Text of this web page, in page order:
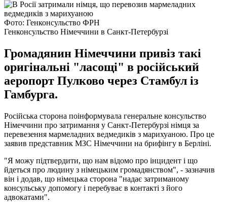
Фото: Генконсульство ФРН
Генконсульство Німеччини в Санкт-Петербурзі
Громадянин Німеччини привіз такі
оригінальні "ласощі" в російський
аеропорт Пулково через Стамбул із
Гамбурга.
Російська сторона поінформувала генеральне консульство
Німеччини про затримання у Санкт-Петербурзі німця за
перевезення мармеладних ведмедиків з марихуаною. Про це
заявив представник МЗС Німеччини на брифінгу в Берліні.
"Я можу підтвердити, що нам відомо про інцидент і що
йдеться про людину з німецьким громадянством", - зазначив
він і додав, що німецька сторона "надає затриманому
консульську допомогу і перебуває в контакті з його
адвокатами".